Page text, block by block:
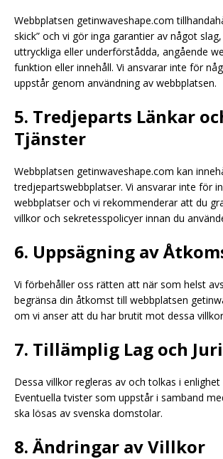
Webbplatsen getinwaveshape.com
skick” och vi gör inga garantier av något
uttryckliga eller underförstådda, angående
funktion eller innehåll. Vi ansvarar inte för
uppstår genom användning av webbplatsen.
5. Tredjeparts Länkar
Tjänster
Webbplatsen getinwaveshape.com kan
tredjepartswebbplatser. Vi ansvarar inte för
webbplatser och vi rekommenderar att du
villkor och sekretesspolicyer innan du
6. Uppsägning av
Vi förbehåller oss rätten att när som helst
begränsa din åtkomst till webbplatsen
om vi anser att du har brutit mot dessa
7. Tillämplig Lag och
Dessa villkor regleras av och tolkas i enlighet
Eventuella tvister som uppstår i samband
ska lösas av svenska domstolar.
8. Ändringar av Villkor